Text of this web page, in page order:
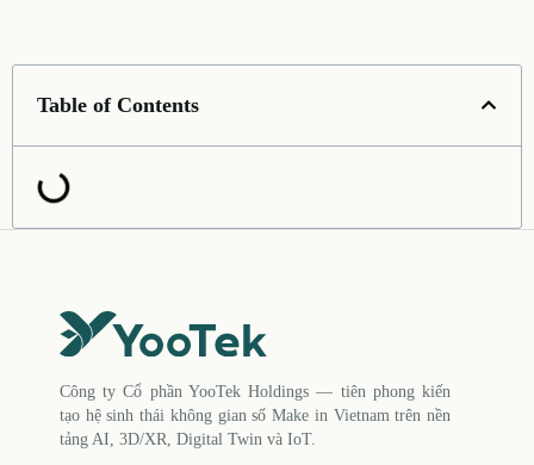
Table of Contents
Công ty Cổ phần YooTek Holdings — tiên phong kiến
tạo hệ sinh thái không gian số Make in Vietnam trên nền
tảng AI, 3D/XR, Digital Twin và IoT.